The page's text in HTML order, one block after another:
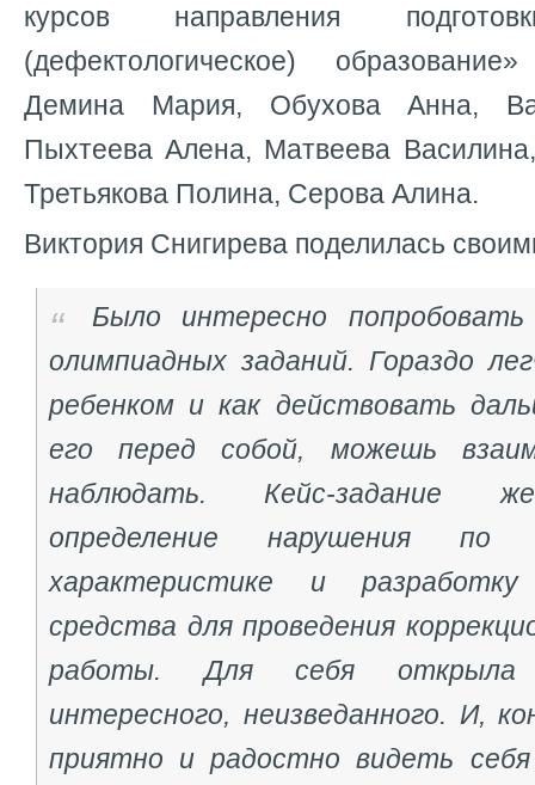
курсов направления
(дефектологическое)
Демина Мария, Обухова Анна,
Пыхтеева Алена, Матвеева
Третьякова Полина, Серова Алина.
Виктория Снигирева поделилась
Было интересно
олимпиадных заданий. Гораздо
ребенком и как действовать
его перед собой, можешь
наблюдать. Кейс-задание
определение нарушения по
характеристике и разработку
средства для проведения
работы. Для себя открыла
интересного, неизведанного. И,
приятно и радостно видеть